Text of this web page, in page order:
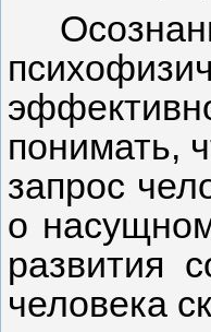
понимать,
запрос
о
развития
человека